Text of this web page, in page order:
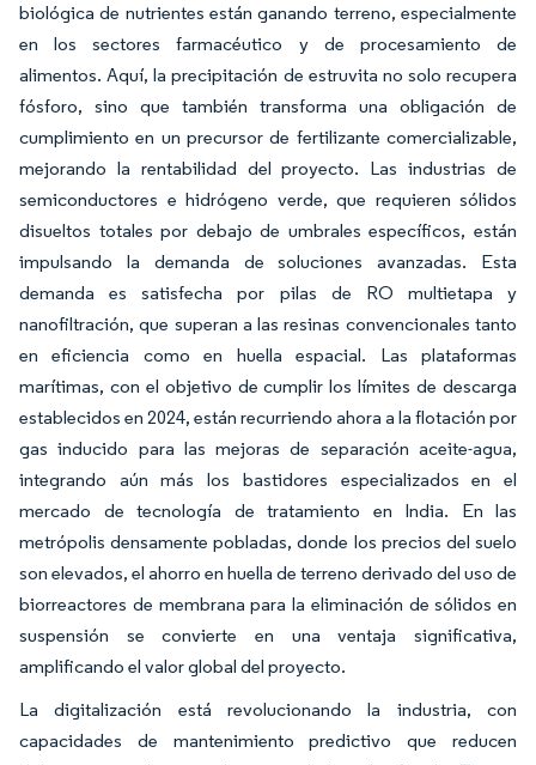
biológica de nutrientes están ganando terreno, especialmente
en los sectores farmacéutico y de procesamiento de
alimentos. Aquí, la precipitación de estruvita no solo recupera
fósforo, sino que también transforma una obligación de
cumplimiento en un precursor de fertilizante comercializable,
mejorando la rentabilidad del proyecto. Las industrias de
semiconductores e hidrógeno verde, que requieren sólidos
disueltos totales por debajo de umbrales específicos, están
impulsando la demanda de soluciones avanzadas. Esta
demanda es satisfecha por pilas de RO multietapa y
nanofiltración, que superan a las resinas convencionales tanto
en eficiencia como en huella espacial. Las plataformas
marítimas, con el objetivo de cumplir los límites de descarga
establecidos en 2024, están recurriendo ahora a la flotación por
gas inducido para las mejoras de separación aceite-agua,
integrando aún más los bastidores especializados en el
mercado de tecnología de tratamiento en India. En las
metrópolis densamente pobladas, donde los precios del suelo
son elevados, el ahorro en huella de terreno derivado del uso de
biorreactores de membrana para la eliminación de sólidos en
suspensión se convierte en una ventaja significativa,
amplificando el valor global del proyecto.
La digitalización está revolucionando la industria, con
capacidades de mantenimiento predictivo que reducen